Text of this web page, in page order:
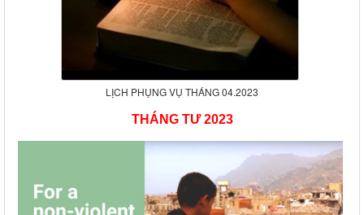
LỊCH PHỤNG VỤ THÁNG 04.2023
THÁNG TƯ2023